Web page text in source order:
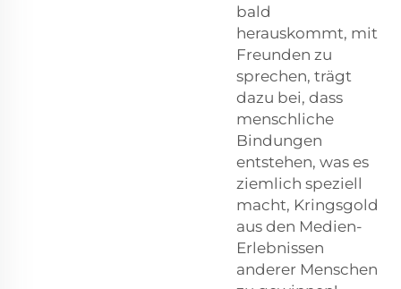
bald
herauskommt, mit
Freunden zu
sprechen, trägt
dazu bei, dass
menschliche
Bindungen
entstehen, was es
ziemlich speziell
macht, Kringsgold
aus den Medien-
Erlebnissen
anderer Menschen